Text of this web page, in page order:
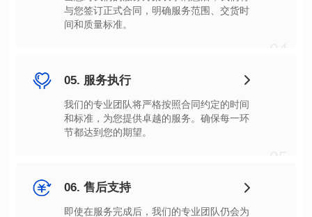
间和质量标准。
05. 服务执行
节都达到您的期望。
06. 售后支持